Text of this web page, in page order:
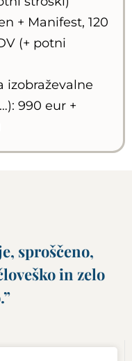
+ Manifest, 120
(+ potni
izobraževalne
990 eur +
sproščeno,
in zelo